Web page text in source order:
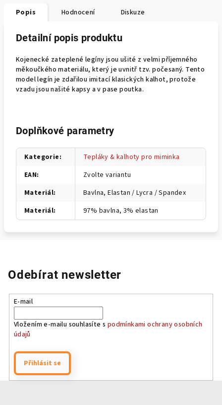
Popis Hodnocení Diskuze
Detailní popis produktu
Kojenecké zateplené legíny jsou ušité z velmi příjemného
měkoučkého materiálu, který je uvnitř tzv. počesaný. Tento
model legín je zdařilou imitací klasických kalhot, protože
vzadu jsou našité kapsy a v pase poutka.
Doplňkové parametry
Kategorie:
Tepláky & kalhoty pro miminka
EAN:
Zvolte variantu
Materiál:
Bavlna, Elastan / Lycra / Spandex
Materiál: 97% bavlna, 3% elastan
Odebírat newsletter
E-mail
Vložením e-mailu souhlasíte s podmínkami ochrany osobních
údajů
Přihlásit se